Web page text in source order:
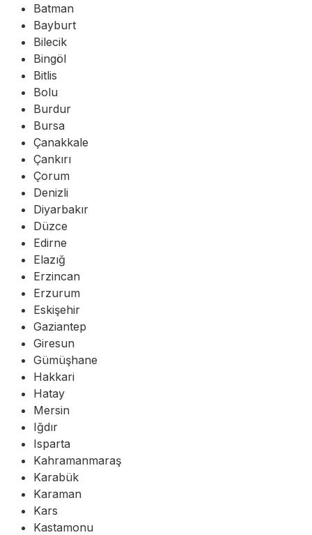
Batman
Bayburt
Bilecik
Bingöl
Bitlis
Bolu
Burdur
Bursa
Çanakkale
Çankırı
Çorum
Denizli
Diyarbakır
Düzce
Edirne
Elazığ
Erzincan
Erzurum
Eskişehir
Gaziantep
Giresun
Gümüşhane
Hakkari
Hatay
Mersin
Iğdır
Isparta
Kahramanmaraş
Karabük
Karaman
Kars
Kastamonu